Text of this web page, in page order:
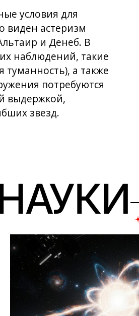
условия для
виден астеризм
и Денеб. В
наблюдений, такие
туманность), а также
потребуются
выдержкой,
звезд.